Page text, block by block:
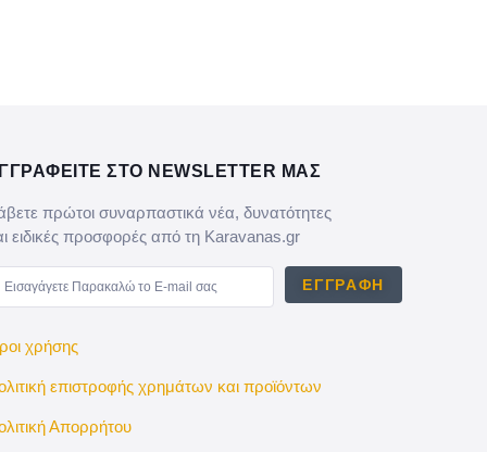
ΣΤΟ NEWSLETTER ΜΑΣ
πρώτοι συναρπαστικά νέα, δυνατότητες
ειδικές προσφορές από τη Karavanas.gr
ΕΓΓΡΑΦΉ
χρήσης
επιστροφής χρημάτων και προϊόντων
Απορρήτου